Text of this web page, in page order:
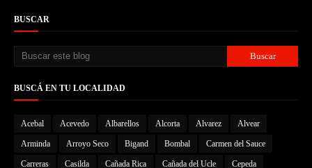
BUSCAR
BUSCÁ EN TU LOCALIDAD
Acebal Acevedo Albarellos Alcorta Alvarez Alvear
Arminda Arroyo Seco Bigand Bombal Carmen del Sauce
Carreras Casilda Cañada Rica Cañada del Ucle Cepeda